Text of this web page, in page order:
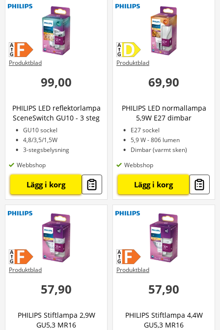
99,00
PHILIPS LED reflektorlampa
SceneSwitch GU10 - 3 steg
GU10 sockel
4,8/3,5/1,5W
3-stegsbelysning
Produktblad
Webbshop
Lägg i korg
69,90
PHILIPS LED normallampa
5,9W E27 dimbar
E27 sockel
5,9 W - 806 lumen
Dimbar (varmt sken)
Produktblad
Webbshop
Lägg i korg
57,90
PHILIPS Stiftlampa 2,9W
GU5,3 MR16
Produktblad
57,90
PHILIPS Stiftlampa 4,4W
GU5,3 MR16
Produktblad